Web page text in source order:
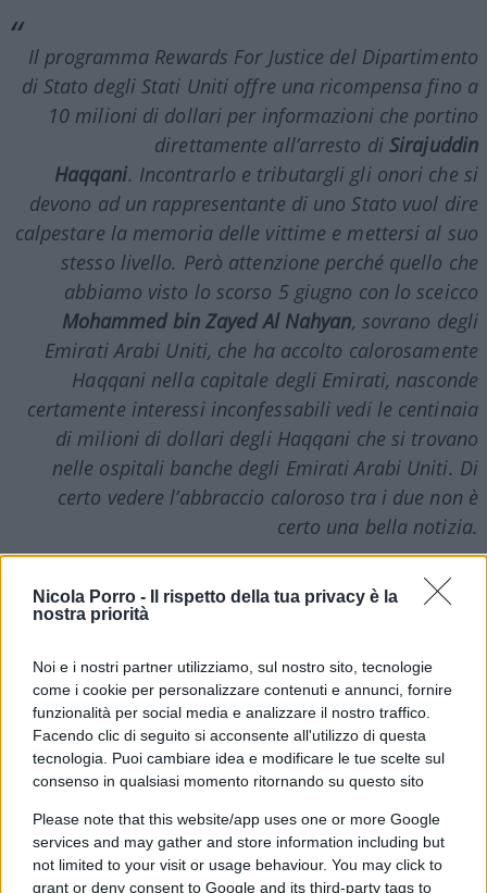
Nicola Porro -
Il rispetto della tua privacy è la
nostra priorità
Noi e i nostri partner utilizziamo, sul nostro sito, tecnologie
come i cookie per personalizzare contenuti e annunci, fornire
funzionalità per social media e analizzare il nostro traffico.
Facendo clic di seguito si acconsente all'utilizzo di questa
tecnologia. Puoi cambiare idea e modificare le tue scelte sul
consenso in qualsiasi momento ritornando su questo sito
Please note that this website/app uses one or more Google
services and may gather and store information including but
not limited to your visit or usage behaviour. You may click to
grant or deny consent to Google and its third-party tags to
Il programma Rewards For Justice del Dipartimento
di Stato degli Stati Uniti offre una ricompensa fino a
10 milioni di dollari per informazioni che portino
direttamente all’arresto di Sirajuddin
Haqqani. Incontrarlo e tributargli gli onori che si
devono ad un rappresentante di uno Stato vuol dire
calpestare la memoria delle vittime e mettersi al suo
stesso livello. Però attenzione perché quello che
abbiamo visto lo scorso 5 giugno con lo sceicco
Mohammed bin Zayed Al Nahyan, sovrano degli
Emirati Arabi Uniti, che ha accolto calorosamente
Haqqani nella capitale degli Emirati, nasconde
certamente interessi inconfessabili vedi le centinaia
di milioni di dollari degli Haqqani che si trovano
nelle ospitali banche degli Emirati Arabi Uniti. Di
certo vedere l’abbraccio caloroso tra i due non è
certo una bella notizia.
Questo sviluppo è indicativo di uncambiamento
nelle dinamiche geopolitiche, con gli Stati Uniti
che potrebbero vedere nei Talebani un alleato
nella lotta contro lo Stato Islamico della provincia
di Khorasan (ISKP). L’ISKP continua a
rappresentare una minaccia significativa, come
dimostra il recentearresto di otto tagiki con